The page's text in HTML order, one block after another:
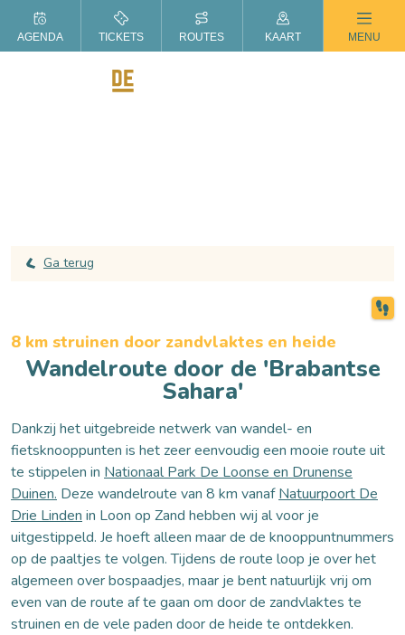
ZOMER IN DE LANGSTRAAT
Ga terug
8 km struinen door zandvlaktes en heide
Wandelroute door de 'Brabantse
Sahara'
Dankzij het uitgebreide netwerk van wandel- en
fietsknooppunten is het zeer eenvoudig een mooie route uit
te stippelen in Nationaal Park De Loonse en Drunense
Duinen. Deze wandelroute van 8 km vanafNatuurpoort De
Drie Linden in Loon op Zand hebben wij al voor je
uitgestippeld. Je hoeft alleen maar de de knooppuntnummers
op de paaltjes te volgen. Tijdens de route loop je over het
algemeen over bospaadjes, maar je bent natuurlijk vrij om
even van de route af te gaan om door de zandvlaktes te
struinen en de vele paden door de heide te ontdekken.
AGENDA TICKETS ROUTES KAART MENU